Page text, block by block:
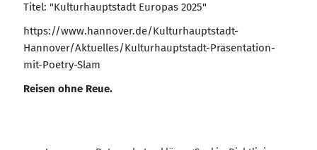
Titel: "Kulturhauptstadt Europas 2025"
https://www.hannover.de/Kulturhauptstadt-
Hannover/Aktuelles/Kulturhauptstadt-Präsentation-
mit-Poetry-Slam
Reisen ohne Reue.